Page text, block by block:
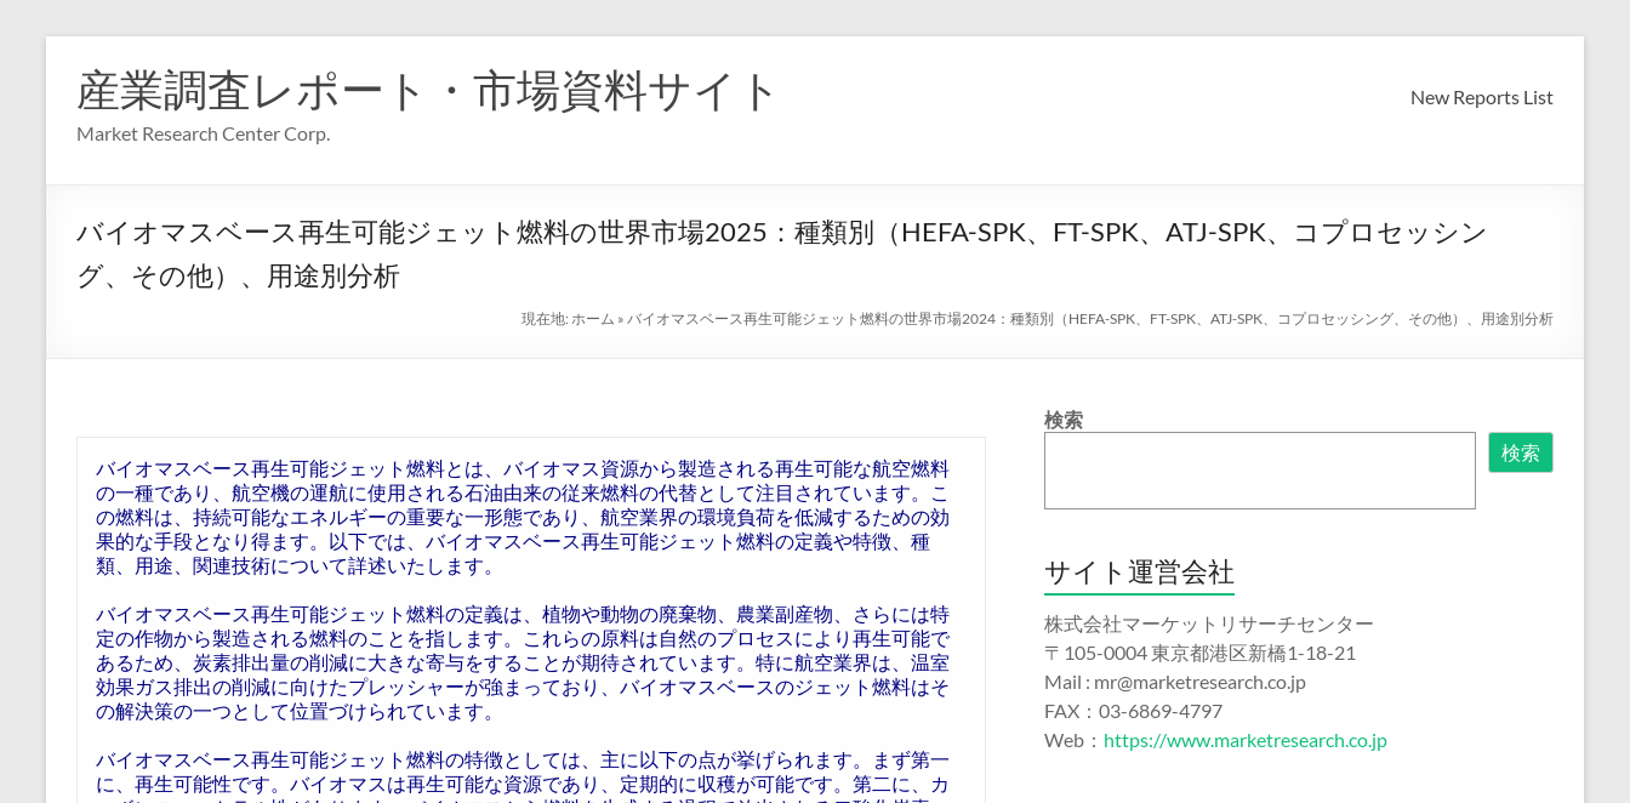
産業調査レポート・市場資料サイト
Market Research Center Corp.
New Reports List
バイオマスベース再生可能ジェット燃料の世界市場2025：種類別（HEFA-SPK、FT-SPK、ATJ-SPK、コプロセッシン
グ、その他）、用途別分析
現在地: ホーム » バイオマスベース再生可能ジェット燃料の世界市場2024：種類別（HEFA-SPK、FT-SPK、ATJ-SPK、コプロセッシング、その他）、用途別分析
バイオマスベース再生可能ジェット燃料とは、バイオマス資源から製造される再生可能な航空燃料
の一種であり、航空機の運航に使用される石油由来の従来燃料の代替として注目されています。こ
の燃料は、持続可能なエネルギーの重要な一形態であり、航空業界の環境負荷を低減するための効
果的な手段となり得ます。以下では、バイオマスベース再生可能ジェット燃料の定義や特徴、種
類、用途、関連技術について詳述いたします。
バイオマスベース再生可能ジェット燃料の定義は、植物や動物の廃棄物、農業副産物、さらには特
定の作物から製造される燃料のことを指します。これらの原料は自然のプロセスにより再生可能で
あるため、炭素排出量の削減に大きな寄与をすることが期待されています。特に航空業界は、温室
効果ガス排出の削減に向けたプレッシャーが強まっており、バイオマスベースのジェット燃料はそ
の解決策の一つとして位置づけられています。
バイオマスベース再生可能ジェット燃料の特徴としては、主に以下の点が挙げられます。まず第一
に、再生可能性です。バイオマスは再生可能な資源であり、定期的に収穫が可能です。第二に、カ
検索
検索
サイト運営会社
株式会社マーケットリサーチセンター
〒105-0004 東京都港区新橋1-18-21
Mail : mr@marketresearch.co.jp
FAX：03-6869-4797
Web： https://www.marketresearch.co.jp